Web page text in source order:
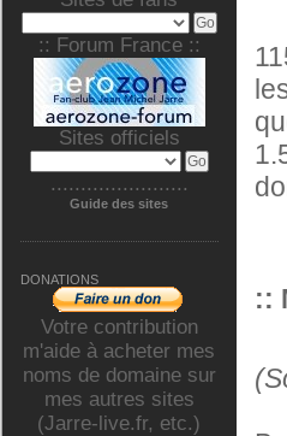
:: Forum France ::
Sites officiels
.......................
Guide des sites
DONATIONS
Votre contribution
m'aide à acheter mes
noms de domaine sur
mes autres sites
(Jarre-live.fr, etc.)
::